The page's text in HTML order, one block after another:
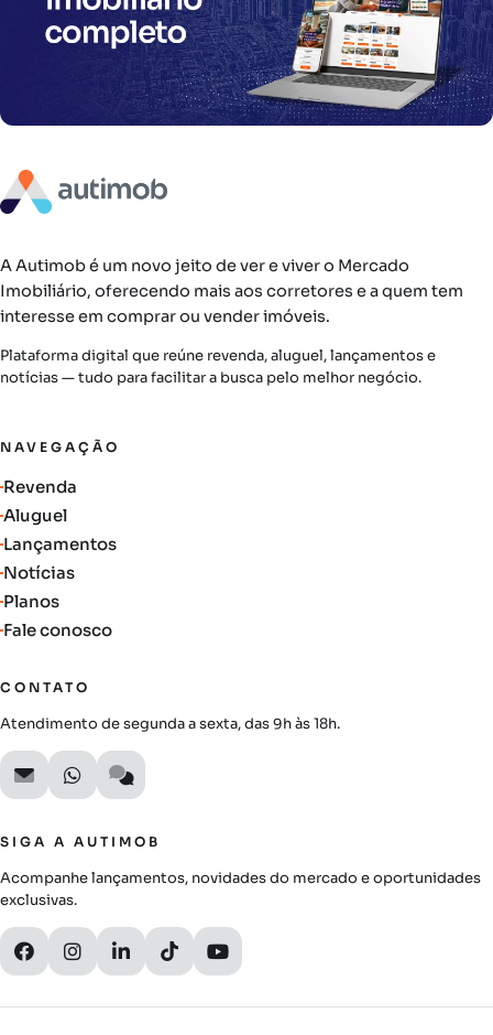
A Autimob é um novo jeito de ver e viver o Mercado
Imobiliário, oferecendo mais aos corretores e a quem tem
interesse em comprar ou vender imóveis.
Plataforma digital que reúne revenda, aluguel, lançamentos e
notícias — tudo para facilitar a busca pelo melhor negócio.
NAVEGAÇÃO
Revenda
Aluguel
Lançamentos
Notícias
Planos
Fale conosco
CONTATO
Atendimento de segunda a sexta, das 9h às 18h.
SIGA A AUTIMOB
Acompanhe lançamentos, novidades do mercado e oportunidades
exclusivas.